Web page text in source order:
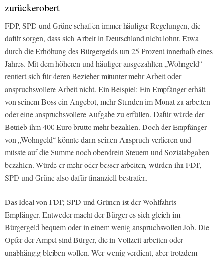
zurückerobert
FDP, SPD und Grüne schaffen immer häufiger Regelungen, die
dafür sorgen, dass sich Arbeit in Deutschland nicht lohnt. Etwa
durch die Erhöhung des Bürgergelds um 25 Prozent innerhalb eines
Jahres. Mit dem höheren und häufiger ausgezahlten „Wohngeld“
rentiert sich für deren Bezieher mitunter mehr Arbeit oder
anspruchsvollere Arbeit nicht. Ein Beispiel: Ein Empfänger erhält
von seinem Boss ein Angebot, mehr Stunden im Monat zu arbeiten
oder eine anspruchsvollere Aufgabe zu erfüllen. Dafür würde der
Betrieb ihm 400 Euro brutto mehr bezahlen. Doch der Empfänger
von „Wohngeld“ könnte dann seinen Anspruch verlieren und
müsste auf die Summe noch obendrein Steuern und Sozialabgaben
bezahlen. Würde er mehr oder besser arbeiten, würden ihn FDP,
SPD und Grüne also dafür finanziell bestrafen.
Das Ideal von FDP, SPD und Grünen ist der Wohlfahrts-
Empfänger. Entweder macht der Bürger es sich gleich im
Bürgergeld bequem oder in einem wenig anspruchsvollen Job. Die
Opfer der Ampel sind Bürger, die in Vollzeit arbeiten oder
unabhängig bleiben wollen. Wer wenig verdient, aber trotzdem